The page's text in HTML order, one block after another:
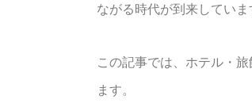
ながる時代が到来していま
この記事では、ホテル・
ます。